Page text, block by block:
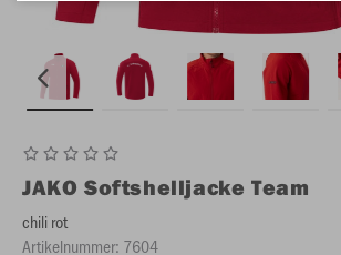
JAKO Softshelljacke Team
chili rot
Artikelnummer: 7604